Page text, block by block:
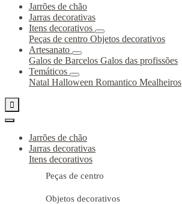
Jarrões de chão
Jarras decorativas
Itens decorativos
Peças de centro Objetos decorativos
Artesanato
Galos de Barcelos Galos das profissões
Temáticos
Natal Halloween Romantico Mealheiros

Jarrões de chão
Jarras decorativas
Itens decorativos
Peças de centro
Objetos decorativos